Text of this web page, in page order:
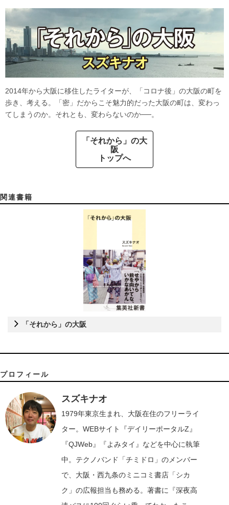
2014年から大阪に移住したライターが、「コロナ後」の大阪の町を
歩き、考える。「密」だからこそ魅力的だった大阪の町は、変わっ
てしまうのか。それとも、変わらないのか──。
「それから」の大
阪
トップへ
関連書籍
「それから」の大阪
プロフィール
スズキナオ
1979年東京生まれ、大阪在住のフリーライ
ター。WEBサイト『デイリーポータルZ』
『QJWeb』『よみタイ』などを中心に執筆
中。テクノバンド「チミドロ」のメンバー
で、大阪・西九条のミニコミ書店「シカ
ク」の広報担当も務める。著書に『深夜高